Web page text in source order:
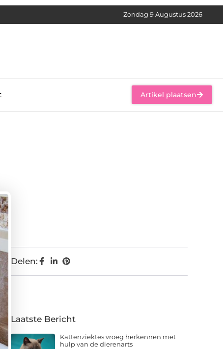
Delen:
Laatste Bericht
Kattenziektes vroeg herkennen met
hulp van de dierenarts